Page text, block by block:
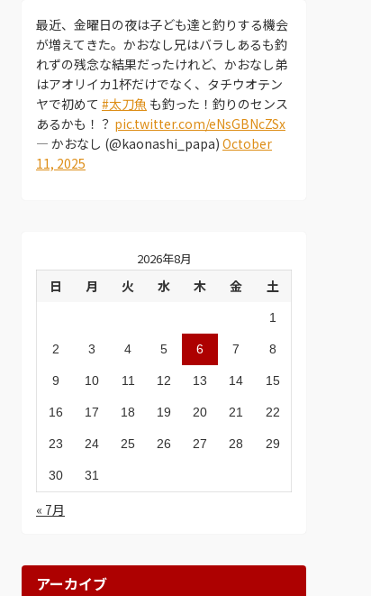
最近、金曜日の夜は子ども達と釣りする機会
が増えてきた。かおなし兄はバラしあるも釣
れずの残念な結果だったけれど、かおなし弟
はアオリイカ1杯だけでなく、タチウオテン
ヤで初めて #太刀魚 も釣った！釣りのセンス
あるかも！？ pic.twitter.com/eNsGBNcZSx
— かおなし (@kaonashi_papa) October
11, 2025
2026年8月
日 月 火 水 木 金 土
1
2 3 4 5 6 7 8
9 10 11 12 13 14 15
16 17 18 19 20 21 22
23 24 25 26 27 28 29
30 31
« 7月
アーカイブ